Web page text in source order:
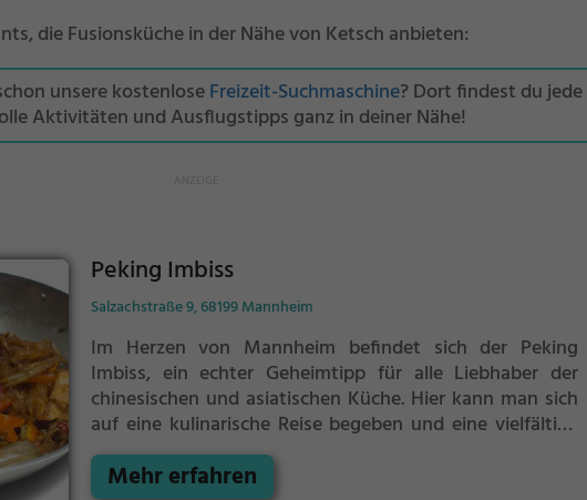
die Fusionsküche in der Nähe von Ketsch anbieten:
unsere kostenloseFreizeit-Suchmaschine? Dort findest du jede
Aktivitäten und Ausflugstipps ganz in deiner Nähe!
Peking Imbiss
Salzachstraße 9, 68199 Mannheim
Im Herzen von Mannheim befindet sich der Peking
Imbiss, ein echter Geheimtipp für alle Liebhaber der
chinesischen und asiatischen Küche. Hier kann man sich
auf eine kulinarische Reise begeben und eine vielfältige
Auswahl an traditionellen Speisen und Getränken
entdecken. Ob vegetarisch oder mit Fleisch, hier ist für
Mehr erfahren